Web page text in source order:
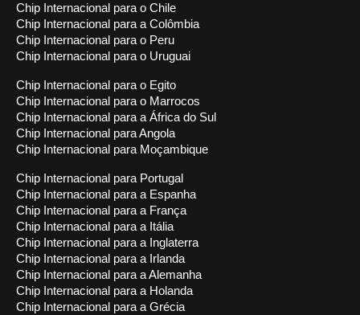
Chip Internacional para o Chile
Chip Internacional para a Colômbia
Chip Internacional para o Peru
Chip Internacional para o Uruguai
Chip Internacional para o Egito
Chip Internacional para o Marrocos
Chip Internacional para a África do Sul
Chip Internacional para Angola
Chip Internacional para Moçambique
Chip Internacional para Portugal
Chip Internacional para a Espanha
Chip Internacional para a França
Chip Internacional para a Itália
Chip Internacional para a Inglaterra
Chip Internacional para a Irlanda
Chip Internacional para a Alemanha
Chip Internacional para a Holanda
Chip Internacional para a Grécia